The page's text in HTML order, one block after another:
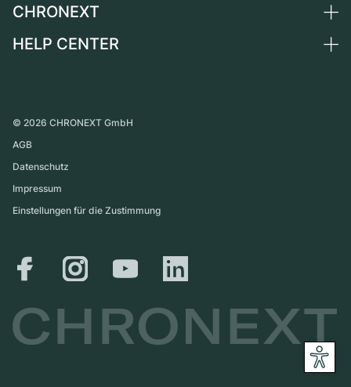
Schweiz
Frankreich
Independent Brands
Uhr verkaufen
CHRONEXT
Über uns
Partner
HELP CENTER
Persönliche Abholung
Versand & Rückgaberecht
Größen-Leitfaden
© 2026 CHRONEXT GmbH
AGB
Datenschutz
Impressum
Einstellungen für die Zustimmung